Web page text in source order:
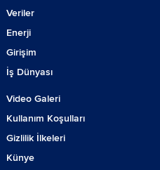
Veriler
Enerji
Girişim
İş Dünyası
Video Galeri
Kullanım Koşulları
Gizlilik İlkeleri
Künye